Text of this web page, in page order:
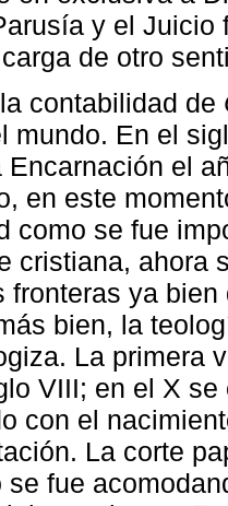
y el
de otro
contabilidad de
mundo. En el
Encarnación el
en este
como se fue
cristiana, ahora
fronteras ya
bien, la
La primera
VIII; en el X
con el
La corte
se fue